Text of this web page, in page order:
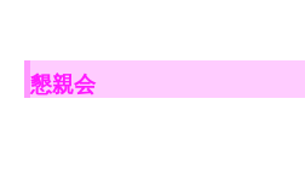
懇親会